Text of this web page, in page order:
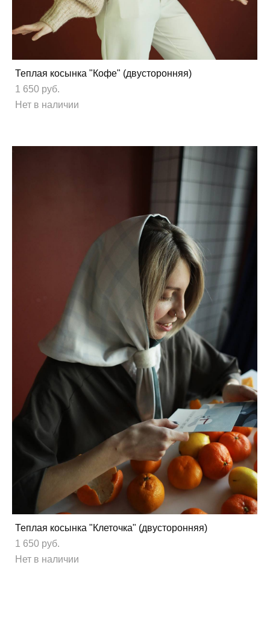
Теплая косынка "Кофе" (двусторонняя)
1 650 pуб.
Нет в наличии
Теплая косынка "Клеточка" (двусторонняя)
1 650 pуб.
Нет в наличии